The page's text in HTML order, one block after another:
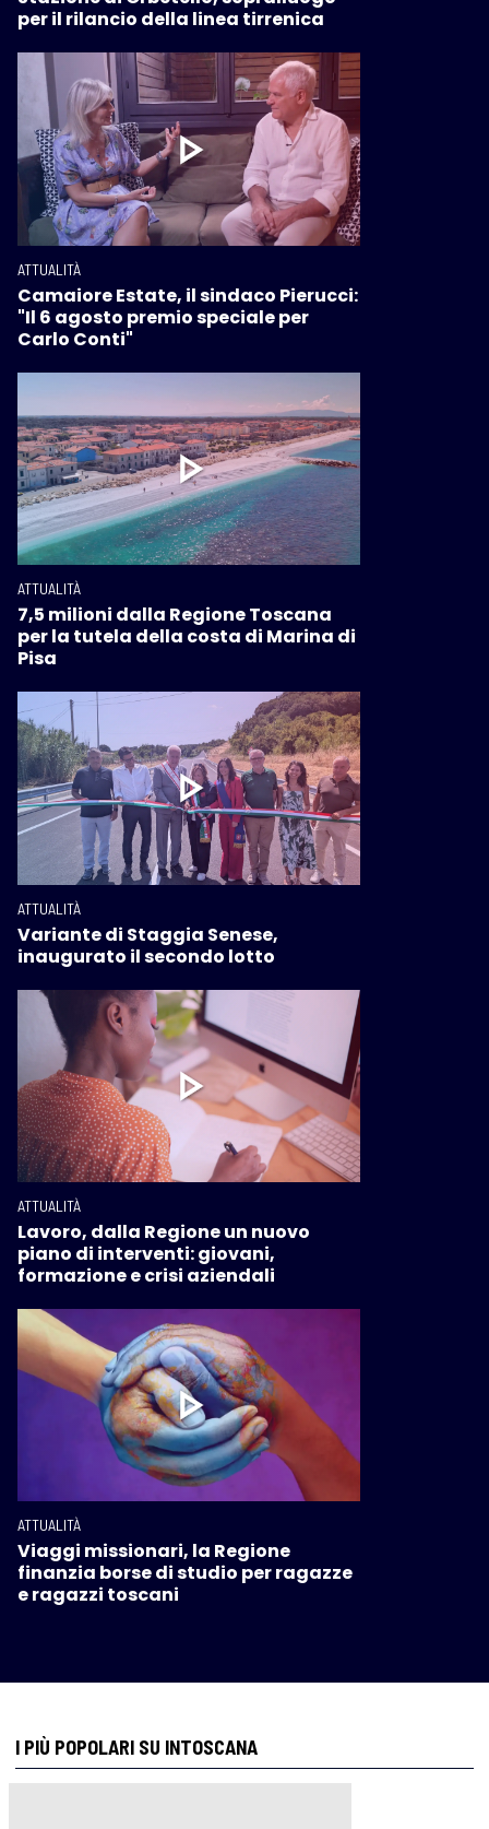
per il rilancio della linea tirrenica
ATTUALITÀ
Camaiore Estate, il sindaco Pierucci:
"Il 6 agosto premio speciale per
Carlo Conti"
ATTUALITÀ
7,5 milioni dalla Regione Toscana
per la tutela della costa di Marina di
Pisa
ATTUALITÀ
Variante di Staggia Senese,
inaugurato il secondo lotto
ATTUALITÀ
Lavoro, dalla Regione un nuovo
piano di interventi: giovani,
formazione e crisi aziendali
ATTUALITÀ
Viaggi missionari, la Regione
finanzia borse di studio per ragazze
e ragazzi toscani
I PIÙ POPOLARI SU INTOSCANA